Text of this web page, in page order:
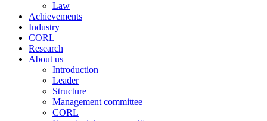
Law
Achievements
Industry
CORL
Research
About us
Introduction
Leader
Structure
Management committee
CORL